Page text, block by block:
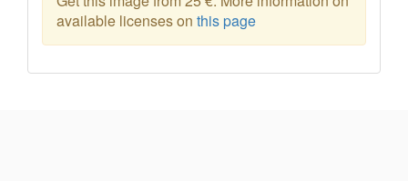
available licenses on this page